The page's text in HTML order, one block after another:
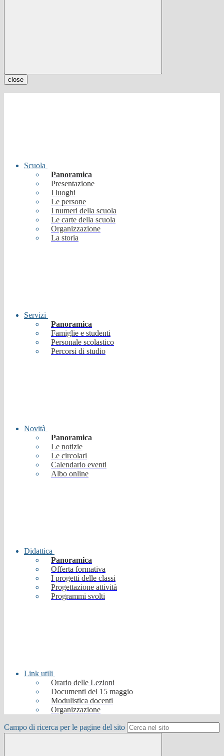
close
Scuola
Panoramica
Presentazione
I luoghi
Le persone
I numeri della scuola
Le carte della scuola
Organizzazione
La storia
Servizi
Panoramica
Famiglie e studenti
Personale scolastico
Percorsi di studio
Novità
Panoramica
Le notizie
Le circolari
Calendario eventi
Albo online
Didattica
Panoramica
Offerta formativa
I progetti delle classi
Progettazione attività
Programmi svolti
Link utili
Orario delle Lezioni
Documenti del 15 maggio
Modulistica docenti
Organizzazione
Campo di ricerca per le pagine del sito